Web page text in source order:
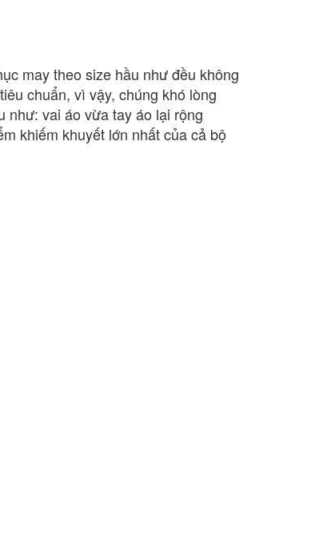
may theo size hầu như đều không
chuẩn, vì vậy, chúng khó lòng
như: vai áo vừa tay áo lại rộng
khiếm khuyết lớn nhất của cả bộ